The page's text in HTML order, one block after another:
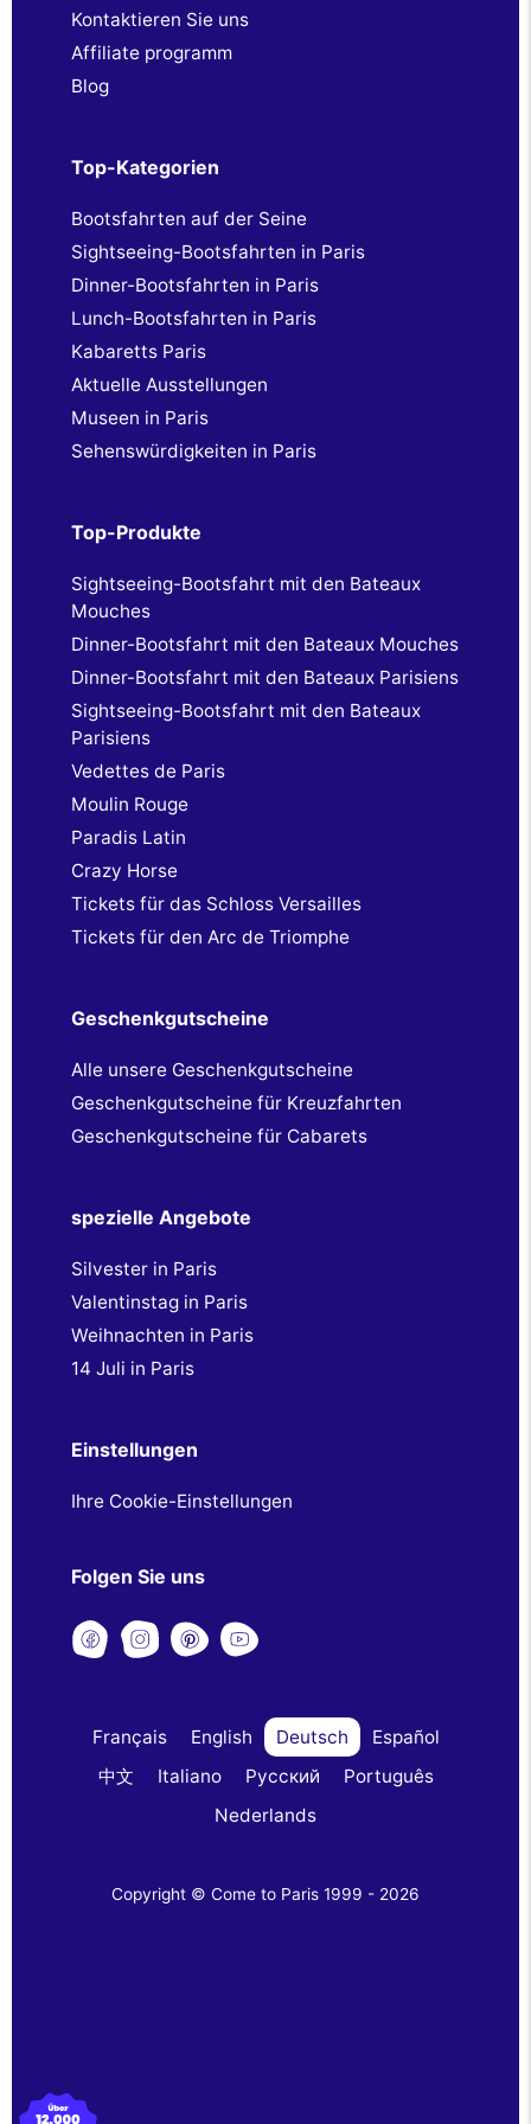
Kontaktieren Sie uns
Affiliate programm
Blog
Top-Kategorien
Bootsfahrten auf der Seine
Sightseeing-Bootsfahrten in Paris
Dinner-Bootsfahrten in Paris
Lunch-Bootsfahrten in Paris
Kabaretts Paris
Aktuelle Ausstellungen
Museen in Paris
Sehenswürdigkeiten in Paris
Top-Produkte
Sightseeing-Bootsfahrt mit den Bateaux
Mouches
Dinner-Bootsfahrt mit den Bateaux Mouches
Dinner-Bootsfahrt mit den Bateaux Parisiens
Sightseeing-Bootsfahrt mit den Bateaux
Parisiens
Vedettes de Paris
Moulin Rouge
Paradis Latin
Crazy Horse
Tickets für das Schloss Versailles
Tickets für den Arc de Triomphe
Geschenkgutscheine
Alle unsere Geschenkgutscheine
Geschenkgutscheine für Kreuzfahrten
Geschenkgutscheine für Cabarets
spezielle Angebote
Silvester in Paris
Valentinstag in Paris
Weihnachten in Paris
14 Juli in Paris
Einstellungen
Ihre Cookie-Einstellungen
Folgen Sie uns
Français English Deutsch
Español
中文
Italiano Русский
Português
Nederlands
Copyright © Come to Paris 1999 - 2026